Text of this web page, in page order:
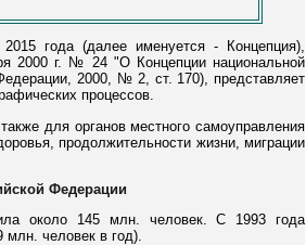
года (далее именуется - Концепция),
2000 г. № 24 "О Концепции национальной
2000, № 2, ст. 170), представляет
процессов.
для органов местного самоуправления
продолжительности жизни, миграции
Федерации
около 145 млн. человек. С 1993 года
млн. человек в год).